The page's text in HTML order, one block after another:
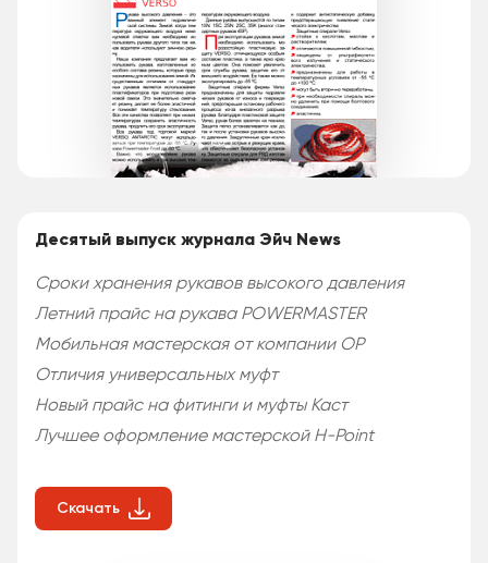
Десятый выпуск журнала Эйч News
Сроки хранения рукавов высокого давления
Летний прайс на рукава POWERMASTER
Мобильная мастерская от компании ОР
Отличия универсальных муфт
Новый прайс на фитинги и муфты Каст
Лучшее оформление мастерской H-Point
Скачать